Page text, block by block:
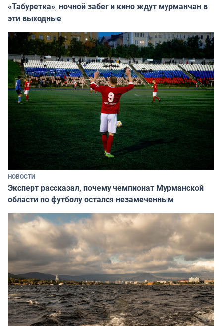
«Табуретка», ночной забег и кино ждут мурманчан в
эти выходные
НОВОСТИ
Эксперт рассказал, почему чемпионат Мурманской
области по футболу остался незамеченным